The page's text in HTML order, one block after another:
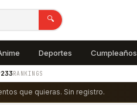
🔍
Deportes Cumpleaños
233RANKINGS
que quieras. Sin registro.